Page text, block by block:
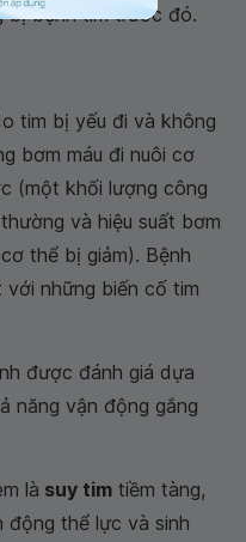
bị bệnh tim trước đó.
tim bị yếu đi và không
bơm máu đi nuôi cơ
(một khối lượng công
và hiệu suất bơm
thể bị giảm). Bệnh
với những biến cố tim
được đánh giá dựa
năng vận động gắng
là suy tim tiềm tàng,
động thể lực và sinh